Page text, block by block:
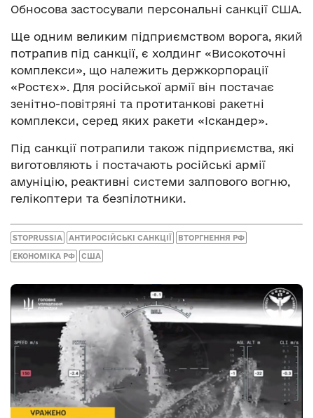
Обносова застосували персональні санкції США.
Ще одним великим підприємством ворога, який
потрапив під санкції, є холдинг «Високоточні
комплекси», що належить держкорпорації
«Ростєх». Для російської армії він постачає
зенітно-повітряні та протитанкові ракетні
комплекси, серед яких ракети «Іскандер».
Під санкції потрапили також підприємства, які
виготовляють і постачають російські армії
амуніцію, реактивні системи залпового вогню,
гелікоптери та безпілотники.
STOPRUSSIA АНТИРОСІЙСЬКІ САНКЦІЇ ВТОРГНЕННЯ РФ
ЕКОНОМІКА РФ США